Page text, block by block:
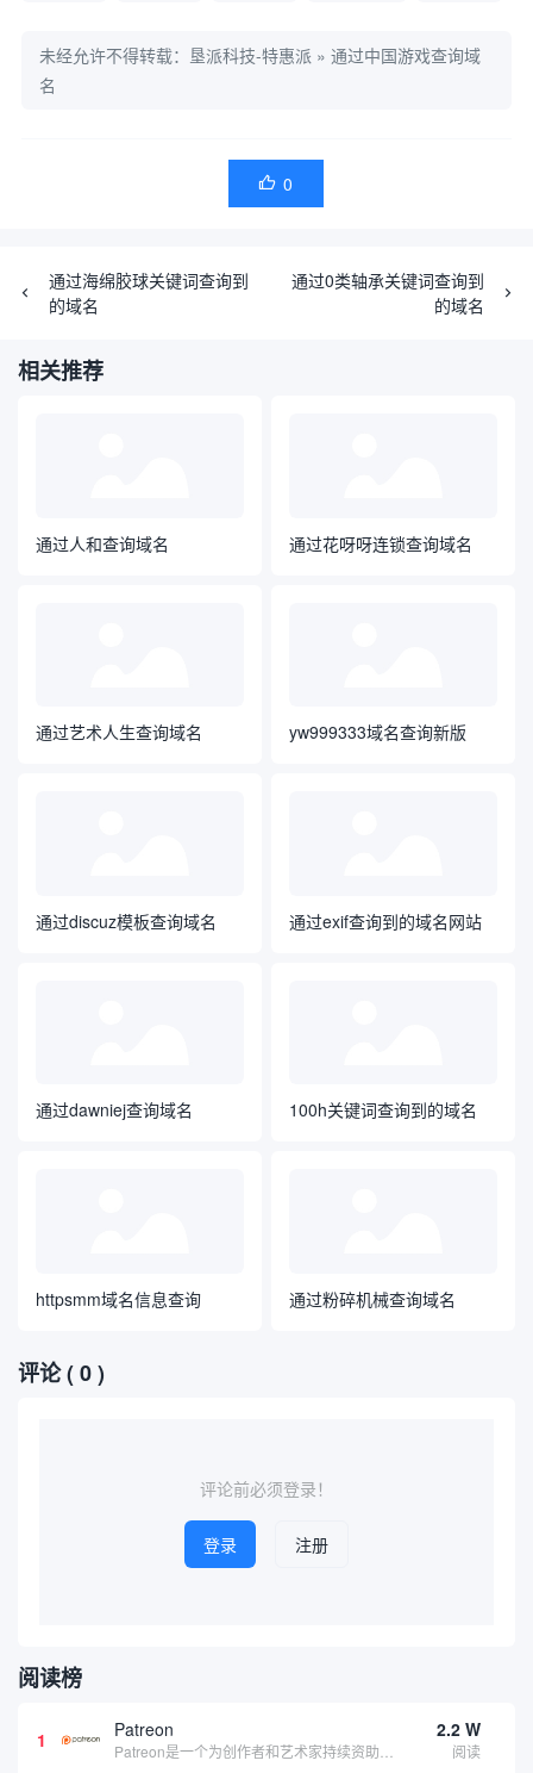
未经允许不得转载： 垦派科技-特惠派 » 通过中国游戏查询域
名
 0
通过海绵胶球关键词查询到
的域名
通过0类轴承关键词查询到
的域名
相关推荐
通过人和查询域名 通过花呀呀连锁查询域名
通过艺术人生查询域名 yw999333域名查询新版
通过discuz模板查询域名 通过exif查询到的域名网站
通过dawniej查询域名 100h关键词查询到的域名
httpsmm域名信息查询 通过粉碎机械查询域名
评论( 0 )
评论前必须登录！
登录 注册
阅读榜
1 Patreon 2.2 W
阅读